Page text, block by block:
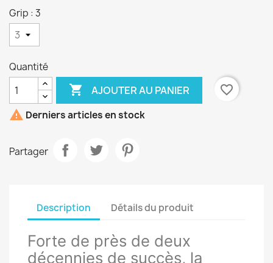
Grip : 3
Quantité
 AJOUTER AU PANIER
favorite_border
 Derniers articles en stock
Partager
Description Détails du produit
Forte de près de deux
décennies de succès, la